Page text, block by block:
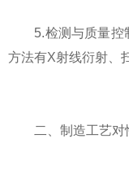
5.检测与质量控制
方法有X射线衍射、
二、制造工艺对